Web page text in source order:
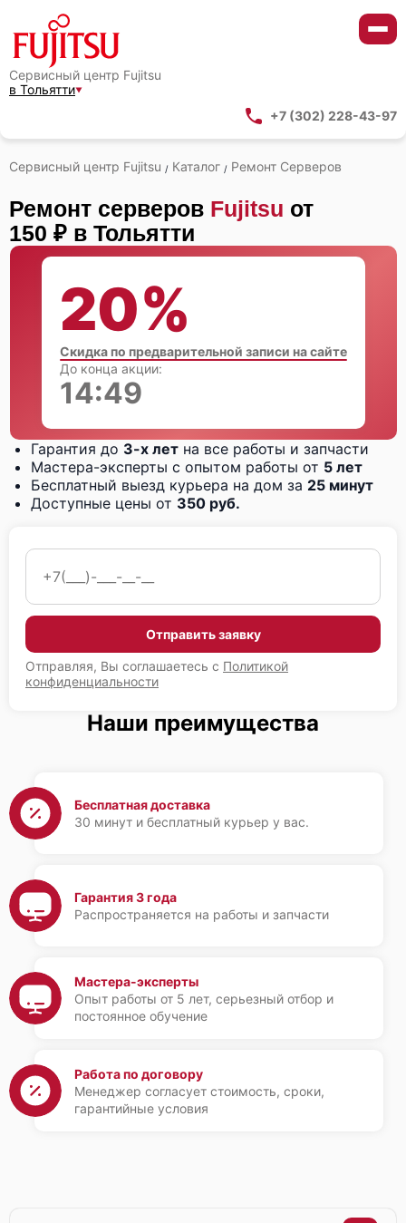
Сервисный центр Fujitsu
в Тольятти
+7 (302) 228-43-97
Сервисный центр Fujitsu / Каталог / Ремонт Серверов
Ремонт серверов Fujitsu от
150 ₽ в Тольятти
Гарантия до 3-х лет на все работы и запчасти
Мастера-эксперты с опытом работы от 5 лет
Бесплатный выезд курьера на дом за 25 минут
Доступные цены от 350 руб.
Отправить заявку
Отправляя, Вы соглашаетесь с Политикой
конфиденциальности
20%
Скидка по предварительной записи на сайте
До конца акции:
14:48
Наши преимущества
Бесплатная доставка
30 минут и бесплатный курьер у вас.
Гарантия 3 года
Распространяется на работы и запчасти
Мастера-эксперты
Опыт работы от 5 лет, серьезный отбор и
постоянное обучение
Работа по договору
Менеджер согласует стоимость, сроки,
гарантийные условия